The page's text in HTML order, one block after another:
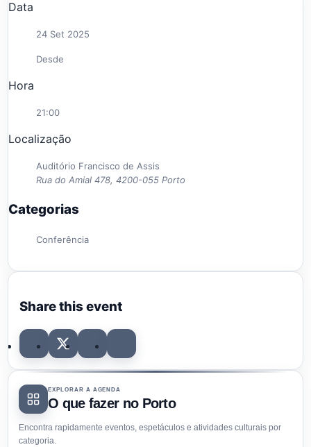
Data
24 Set 2025
Desde
Hora
21:00
Localização
Auditório Francisco de Assis
Rua do Amial 478, 4200-055 Porto
Categorias
Conferência
Share this event
EXPLORAR A AGENDA
O que fazer no Porto
Encontra rapidamente eventos, espetáculos e atividades culturais por
categoria.